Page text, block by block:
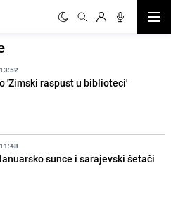
'Zimski raspust u biblioteci'
sunce i sarajevski šetači